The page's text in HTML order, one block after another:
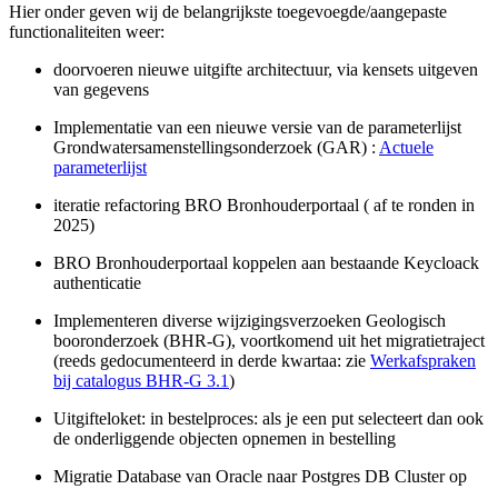
Hier onder geven wij de belangrijkste toegevoegde/aangepaste
functionaliteiten weer:
doorvoeren nieuwe uitgifte architectuur, via kensets uitgeven
van gegevens
Implementatie van een nieuwe versie van de parameterlijst
Grondwatersamenstellingsonderzoek (GAR) : Actuele
parameterlijst
iteratie refactoring BRO Bronhouderportaal ( af te ronden in
2025)
BRO Bronhouderportaal koppelen aan bestaande Keycloack
authenticatie
Implementeren diverse wijzigingsverzoeken Geologisch
booronderzoek (BHR-G), voortkomend uit het migratietraject
(reeds gedocumenteerd in derde kwartaa: zie Werkafspraken
bij catalogus BHR-G 3.1)
Uitgifteloket: in bestelproces: als je een put selecteert dan ook
de onderliggende objecten opnemen in bestelling
Migratie Database van Oracle naar Postgres DB Cluster op